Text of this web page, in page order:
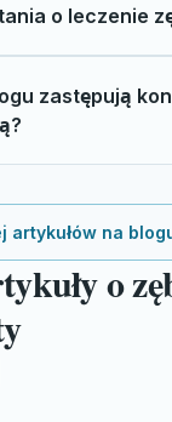
o leczenie
zastępują
artykułów na
o